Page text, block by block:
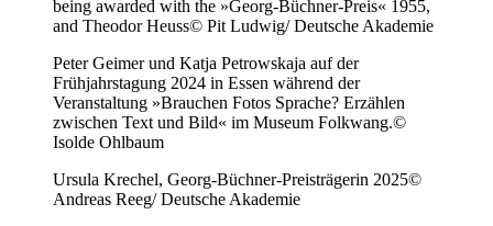
being awarded with the »Georg-Büchner-Preis« 1955,
and Theodor Heuss© Pit Ludwig/ Deutsche Akademie
Peter Geimer und Katja Petrowskaja auf der
Frühjahrstagung 2024 in Essen während der
Veranstaltung »Brauchen Fotos Sprache? Erzählen
zwischen Text und Bild« im Museum Folkwang.©
Isolde Ohlbaum
Ursula Krechel, Georg-Büchner-Preisträgerin 2025©
Andreas Reeg/ Deutsche Akademie